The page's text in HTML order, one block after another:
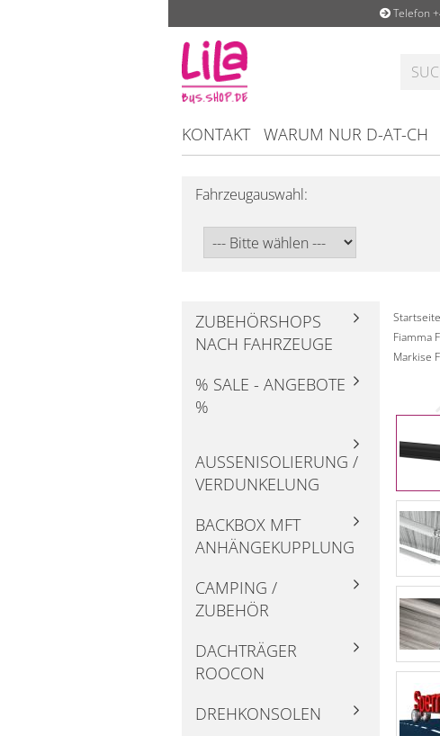
Telefon
KONTAKT WARUM NUR D-AT-CH
Fahrzeugauswahl:
Startseite
Fiamma
Markise
ZUBEHÖRSHOPS
NACH FAHRZEUGE
% SALE - ANGEBOTE
%
AUSSENISOLIERUNG / V
ERDUNKELUNG
BACKBOX MFT
ANHÄNGEKUPPLUNG
CAMPING /
ZUBEHÖR
DACHTRÄGER
ROOCON
DREHKONSOLEN